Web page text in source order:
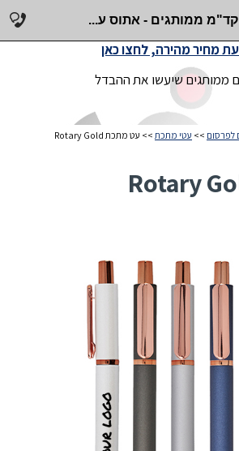
קד"מ ממותגים - אתוס ע...
ממותגים שיעשו את ההבדל
מחיר מהירה, לחצו כאן
לפרסום >> עטי מתכת >> עט מתכת Rotary Gold